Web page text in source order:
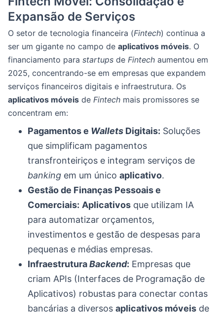
Expansão de Serviços
O setor de tecnologia financeira (Fintech) continua a
ser um gigante no campo de aplicativos móveis. O
financiamento para startups de Fintech aumentou em
2025, concentrando-se em empresas que expandem
serviços financeiros digitais e infraestrutura. Os
aplicativos móveis de Fintech mais promissores se
concentram em:
Pagamentos e Wallets Digitais: Soluções
que simplificam pagamentos
transfronteiriços e integram serviços de
banking em um único aplicativo.
Gestão de Finanças Pessoais e
Comerciais: Aplicativos que utilizam IA
para automatizar orçamentos,
investimentos e gestão de despesas para
pequenas e médias empresas.
InfraestruturaBackend: Empresas que
criam APIs (Interfaces de Programação de
Aplicativos) robustas para conectar contas
bancárias a diversos aplicativos móveis de